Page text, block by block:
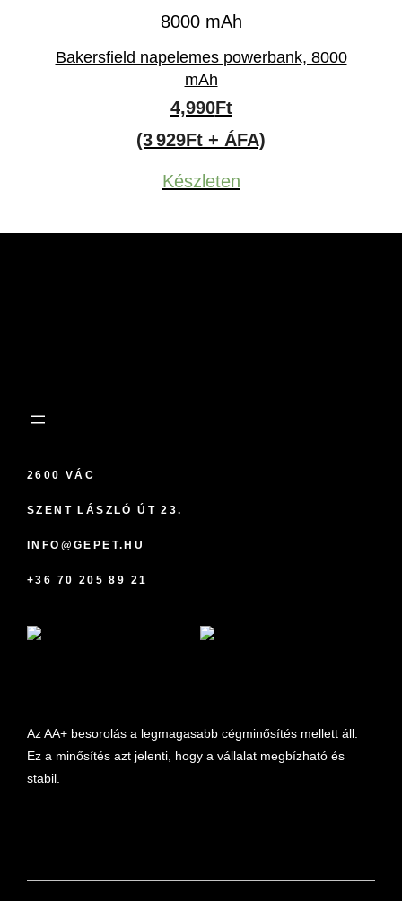
Bakersfield napelemes powerbank, 8000
mAh
4,990Ft
(3 929Ft + ÁFA)
Készleten
2600 VÁC
SZENT LÁSZLÓ ÚT 23.
INFO@GEPET.HU
+36 70 205 89 21
Az AA+ besorolás a legmagasabb cégminősítés mellett áll.
Ez a minősítés azt jelenti, hogy a vállalat megbízható és
stabil.